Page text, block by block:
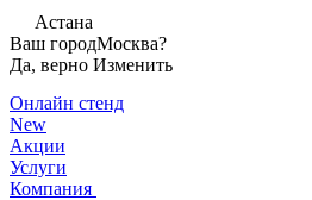
Астана
Ваш городМосква?
Да, верно Изменить
Онлайн стенд
New
Акции
Услуги
Компания